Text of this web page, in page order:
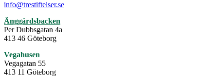
info@trestiftelser.se
Änggårdsbacken
Per Dubbsgatan 4a
413 46 Göteborg
Vegahusen
Vegagatan 55
413 11 Göteborg